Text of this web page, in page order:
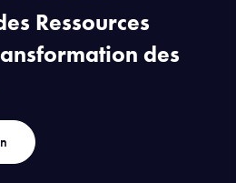
Ressources
des